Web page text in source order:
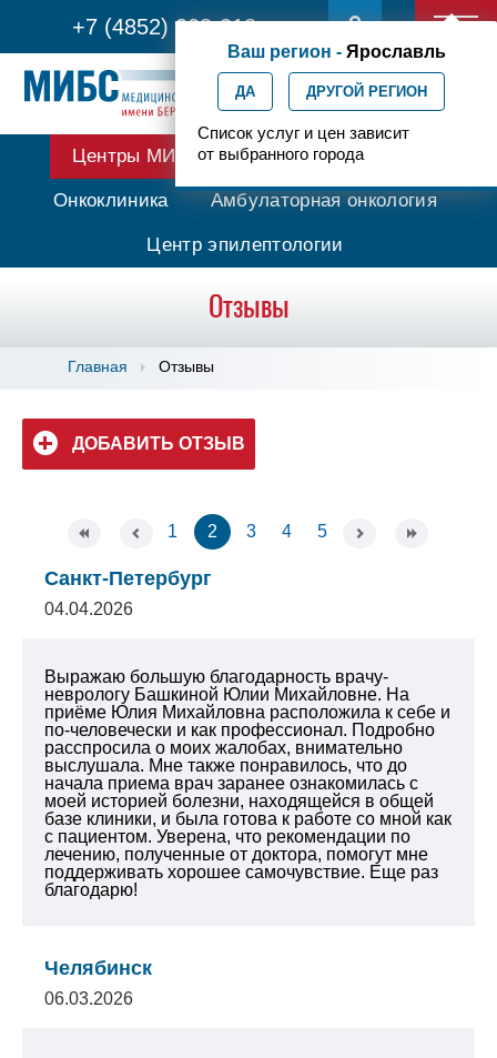
+7 (4852) 208-218
Ваш регион - Ярославль
ДА ДРУГОЙ РЕГИОН
Список услуг и цен зависит
от выбранного города
Центры МИБС Протонная терапия
Онкоклиника Амбулаторная онкология
Центр эпилептологии
Отзывы
Главная Отзывы
ДОБАВИТЬ ОТЗЫВ
1 2 3 4 5
Санкт-Петербург
04.04.2026
Выражаю большую благодарность врачу-
неврологу Башкиной Юлии Михайловне. На
приёме Юлия Михайловна расположила к себе и
по-человечески и как профессионал. Подробно
расспросила о моих жалобах, внимательно
выслушала. Мне также понравилось, что до
начала приема врач заранее ознакомилась с
моей историей болезни, находящейся в общей
базе клиники, и была готова к работе со мной как
с пациентом. Уверена, что рекомендации по
лечению, полученные от доктора, помогут мне
поддерживать хорошее самочувствие. Еще раз
благодарю!
Челябинск
06.03.2026